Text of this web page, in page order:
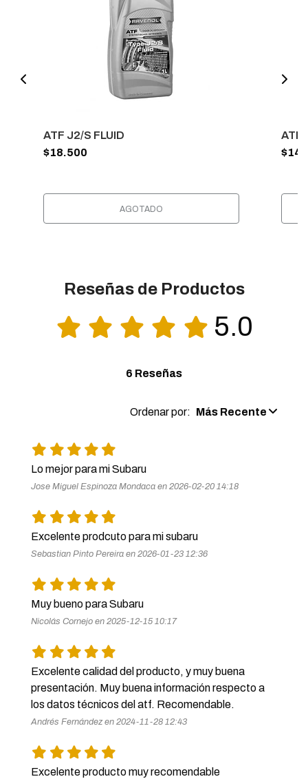
ATF J2/S FLUID
$18.500
AGOTADO
ATF
Reseñas de Productos
5.0
6 Reseñas
Ordenar por: Más Recente
Lo mejor para mi Subaru
Jose Miguel Espinoza Mondaca en 2026-02-20 14:18
Excelente prodcuto para mi subaru
Sebastian Pinto Pereira en 2026-01-23 12:36
Muy bueno para Subaru
Nicolás Cornejo en 2025-12-15 10:17
Excelente calidad del producto, y muy buena
presentación. Muy buena información respecto a
los datos técnicos del atf. Recomendable.
Andrés Fernández en 2024-11-28 12:43
Excelente producto muy recomendable